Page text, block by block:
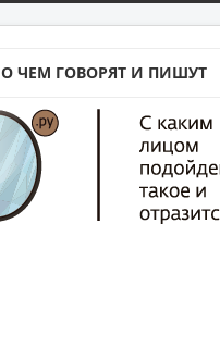
О ЧЕМ ГОВОРЯТ И ПИШУТ